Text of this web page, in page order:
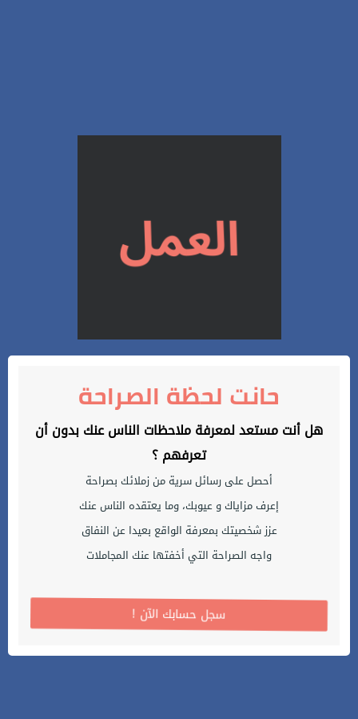
حانت لحظة الصراحة
هل أنت مستعد لمعرفة ملاحظات الناس عنك بدون أن
تعرفهم ؟
أحصل على رسائل سرية من زملائك بصراحة
إعرف مزاياك و عيوبك، وما يعتقده الناس عنك
عزز شخصيتك بمعرفة الواقع بعيدا عن النفاق
واجه الصراحة التي أخفتها عنك المجاملات
! سجل حسابك الآن